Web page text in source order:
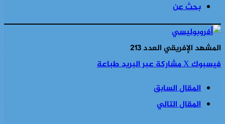
بحث عن
المشهد الإفريقي العدد 213
فيسبوك‫Xمشاركة عبر البريدطباعة
المقال السابق
المقال التالي